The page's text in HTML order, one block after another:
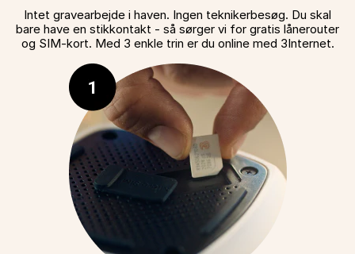
Intet gravearbejde i haven. Ingen teknikerbesøg. Du skal
bare have en stikkontakt - så sørger vi for gratis lånerouter
og SIM-kort. Med 3 enkle trin er du online med 3Internet.